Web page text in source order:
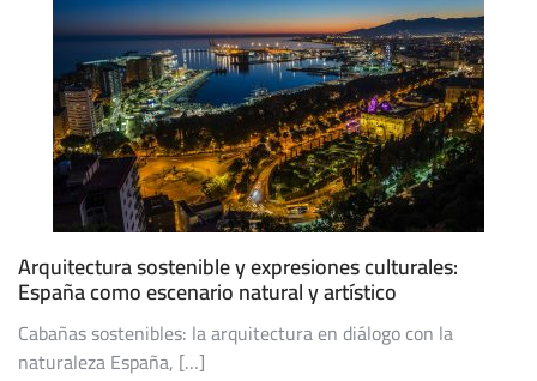
Arquitectura sostenible y expresiones culturales:
España como escenario natural y artístico
Cabañas sostenibles: la arquitectura en diálogo con la
naturaleza España, […]